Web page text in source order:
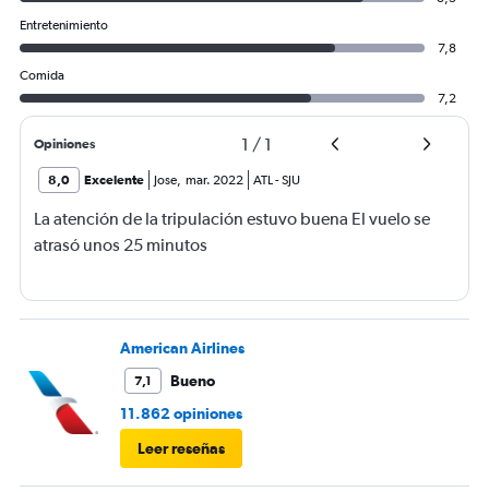
Entretenimiento
7,8
Comida
7,2
Opiniones 1 / 1
8,0 Excelente Jose, mar. 2022 ATL-SJU
La atención de la tripulación estuvo buena El vuelo se
atrasó unos 25 minutos
American Airlines
7,1
Bueno
11.862 opiniones
Leer reseñas